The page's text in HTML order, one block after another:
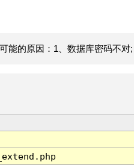
能的原因：1、数据库密码不对;